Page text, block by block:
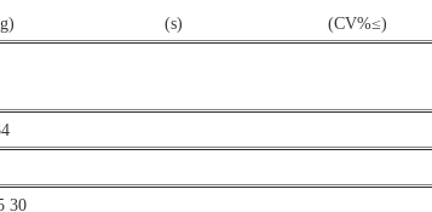
(s) (CV%≤)
30